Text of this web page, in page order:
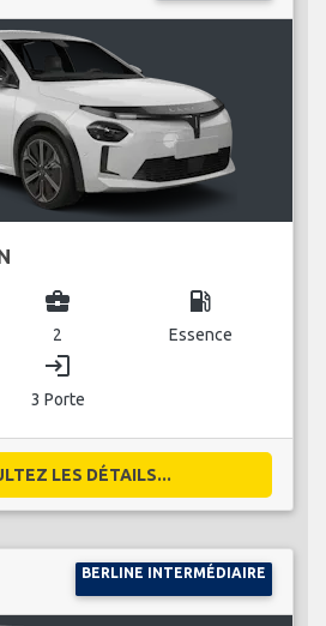
business_center
2
local_gas_station
Essence
login
3 Porte
LES DÉTAILS...
BERLINE INTERMÉDIAIRE